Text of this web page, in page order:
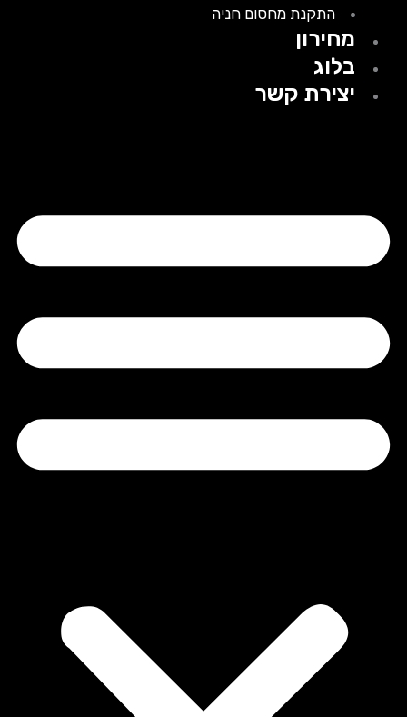
התקנת מחסום חניה
מחירון
בלוג
יצירת קשר